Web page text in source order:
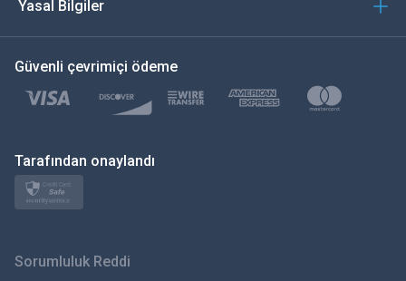
Türkçe
Polski
日本
Yasal Bilgiler
Güvenli çevrimiçi ödeme
Tarafından onaylandı
Sorumluluk Reddi